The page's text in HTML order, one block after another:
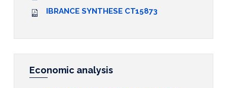
IBRANCE SYNTHESE CT15873
Economic analysis